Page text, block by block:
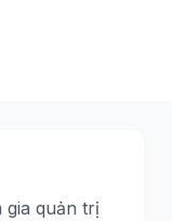
gia quản trị